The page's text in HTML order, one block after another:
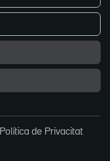
Política de Privacitat